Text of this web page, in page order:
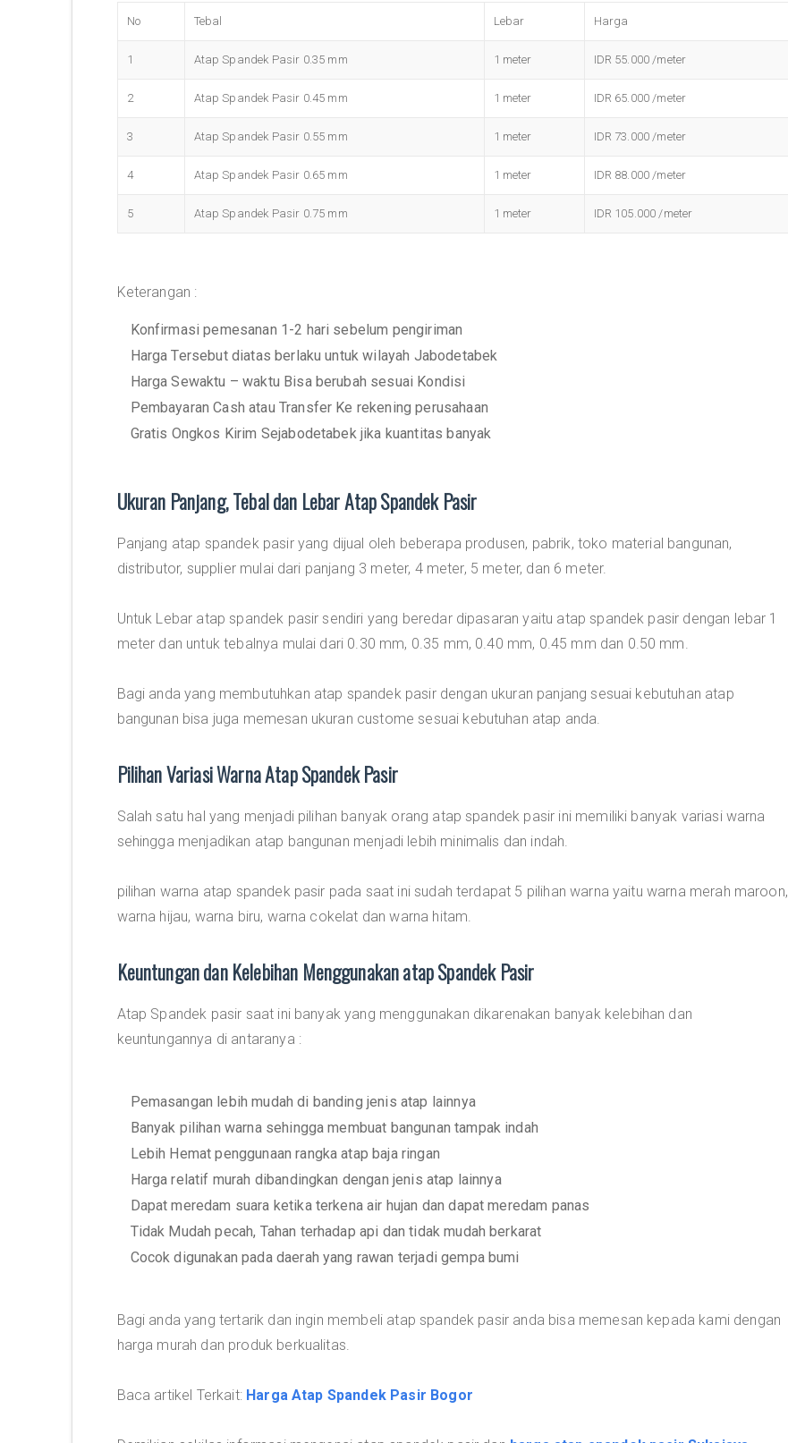
No Tebal Lebar Harga
1 Atap Spandek Pasir 0.35 mm 1 meter IDR 55.000 /meter
2 Atap Spandek Pasir 0.45 mm 1 meter IDR 65.000 /meter
3 Atap Spandek Pasir 0.55 mm 1 meter IDR 73.000 /meter
4 Atap Spandek Pasir 0.65 mm 1 meter IDR 88.000 /meter
5 Atap Spandek Pasir 0.75 mm 1 meter IDR 105.000 /meter
Keterangan :
Konfirmasi pemesanan 1-2 hari sebelum pengiriman
Harga Tersebut diatas berlaku untuk wilayah Jabodetabek
Harga Sewaktu – waktu Bisa berubah sesuai Kondisi
Pembayaran Cash atau Transfer Ke rekening perusahaan
Gratis Ongkos Kirim Sejabodetabek jika kuantitas banyak
Ukuran Panjang, Tebal dan Lebar Atap Spandek Pasir
Panjang atap spandek pasir yang dijual oleh beberapa produsen, pabrik, toko material bangunan,
distributor, supplier mulai dari panjang 3 meter, 4 meter, 5 meter, dan 6 meter.
Untuk Lebar atap spandek pasir sendiri yang beredar dipasaran yaitu atap spandek pasir dengan lebar 1
meter dan untuk tebalnya mulai dari 0.30 mm, 0.35 mm, 0.40 mm, 0.45 mm dan 0.50 mm.
Bagi anda yang membutuhkan atap spandek pasir dengan ukuran panjang sesuai kebutuhan atap
bangunan bisa juga memesan ukuran custome sesuai kebutuhan atap anda.
Pilihan Variasi Warna Atap Spandek Pasir
Salah satu hal yang menjadi pilihan banyak orang atap spandek pasir ini memiliki banyak variasi warna
sehingga menjadikan atap bangunan menjadi lebih minimalis dan indah.
pilihan warna atap spandek pasir pada saat ini sudah terdapat 5 pilihan warna yaitu warna merah maroon,
warna hijau, warna biru, warna cokelat dan warna hitam.
Keuntungan dan Kelebihan Menggunakan atap Spandek Pasir
Atap Spandek pasir saat ini banyak yang menggunakan dikarenakan banyak kelebihan dan
keuntungannya di antaranya :
Pemasangan lebih mudah di banding jenis atap lainnya
Banyak pilihan warna sehingga membuat bangunan tampak indah
Lebih Hemat penggunaan rangka atap baja ringan
Harga relatif murah dibandingkan dengan jenis atap lainnya
Dapat meredam suara ketika terkena air hujan dan dapat meredam panas
Tidak Mudah pecah, Tahan terhadap api dan tidak mudah berkarat
Cocok digunakan pada daerah yang rawan terjadi gempa bumi
Bagi anda yang tertarik dan ingin membeli atap spandek pasir anda bisa memesan kepada kami dengan
harga murah dan produk berkualitas.
Baca artikel Terkait: Harga Atap Spandek Pasir Bogor